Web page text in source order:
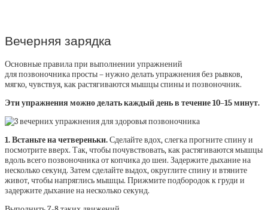
Вечерняя зарядка
Основные правила при выполнении упражнений
для позвоночника просты – нужно делать упражнения без рывков,
мягко, чувствуя, как растягиваются мышцы спины и позвоночник.
Эти упражнения можно делать каждый день в течение 10–15 минут.
1. Встаньте на четвереньки.Сделайте вдох, слегка прогните спину и
посмотрите вверх. Так, чтобы почувствовать, как растягиваются мышцы
вдоль всего позвоночника от копчика до шеи. Задержите дыхание на
несколько секунд. Затем сделайте выдох, округлите спину и втяните
живот, чтобы напряглись мышцы. Прижмите подбородок к груди и
задержите дыхание на несколько секунд.